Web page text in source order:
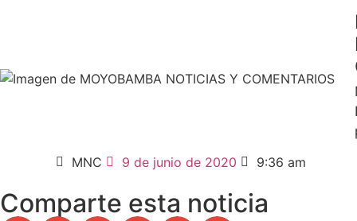
MNC
9 de junio de 2020 9:36 am
Comparte esta noticia